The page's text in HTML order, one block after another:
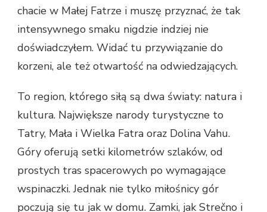
chacie w Małej Fatrze i muszę przyznać, że tak
intensywnego smaku nigdzie indziej nie
doświadczyłem. Widać tu przywiązanie do
korzeni, ale też otwartość na odwiedzających.
To region, którego siłą są dwa światy: natura i
kultura. Największe narody turystyczne to
Tatry, Mała i Wielka Fatra oraz Dolina Vahu.
Góry oferują setki kilometrów szlaków, od
prostych tras spacerowych po wymagające
wspinaczki. Jednak nie tylko miłośnicy gór
poczują się tu jak w domu. Zamki, jak Strečno i